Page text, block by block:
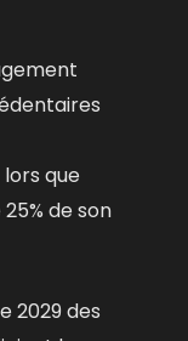
que
de son
2029 des